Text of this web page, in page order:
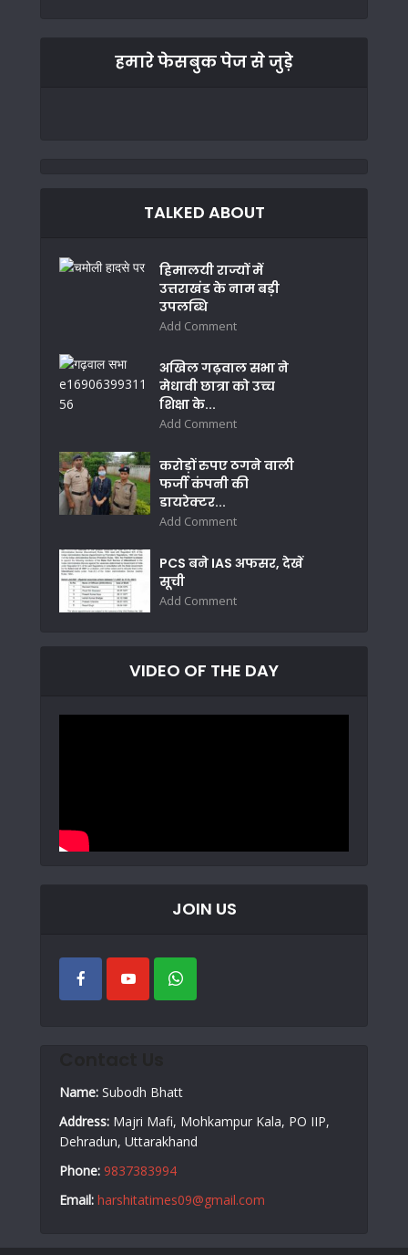
हमारे फेसबुक पेज से जुड़े
TALKED ABOUT
हिमालयी राज्यों में
उत्तराखंड के नाम बड़ी
उपलब्धि
Add Comment
अखिल गढ़वाल सभा ने
मेधावी छात्रा को उच्च
शिक्षा के...
Add Comment
करोड़ों रुपए ठगने वाली
फर्जी कंपनी की
डायरेक्टर...
Add Comment
PCS बने IAS अफसर, देखें
सूची
Add Comment
VIDEO OF THE DAY
JOIN US
Name: Subodh Bhatt
Address: Majri Mafi, Mohkampur Kala, PO IIP,
Dehradun, Uttarakhand
Phone: 9837383994
Email: harshitatimes09@gmail.com